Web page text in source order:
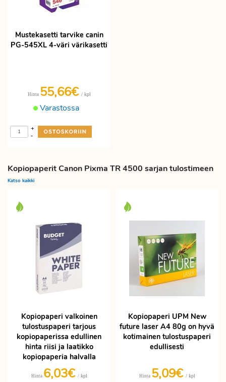
Mustekasetti tarvike canin
PG-545XL 4-väri värikasetti
Varastossa
Hinta 55,66€ / kpl
-
+
Kopiopaperit Canon Pixma TR 4500 sarjan tulostimeen
Katso kaikki
Kopiopaperi valkoinen
tulostuspaperi tarjous
kopiopaperissa edullinen
hinta riisi ja laatikko
kopiopaperia halvalla
Hinta 6,03€ / kpl
Kopiopaperi UPM New
future laser A4 80g on hyvä
kotimainen tulostuspaperi
edullisesti
Hinta 5,09€ / kpl